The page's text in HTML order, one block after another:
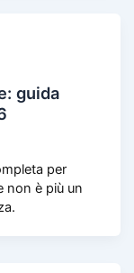
guida
per
non è più un